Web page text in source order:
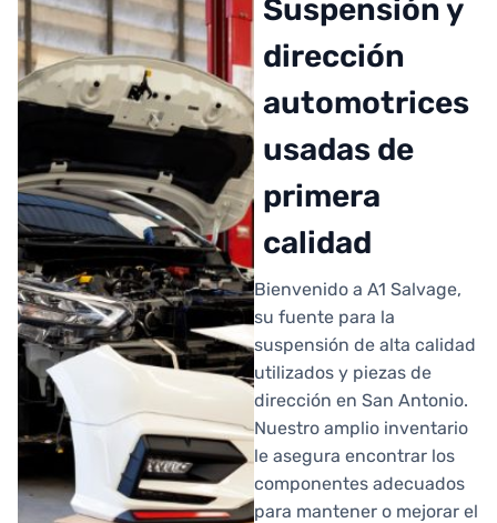
Suspensión y
dirección
automotrices
usadas de
primera
calidad
Bienvenido a A1 Salvage,
su fuente para la
suspensión de alta calidad
utilizados y piezas de
dirección en San Antonio.
Nuestro amplio inventario
le asegura encontrar los
componentes adecuados
para mantener o mejorar el